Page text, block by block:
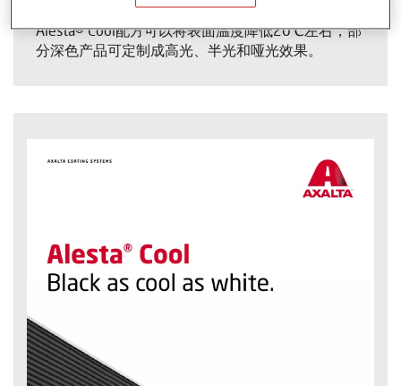
Alesta® Cool配方可以将表面温度降低20℃左右，部
分深色产品可定制成高光、半光和哑光效果。